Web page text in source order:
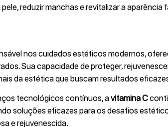
reduzir manchas e revitalizar a aparência
nos cuidados estéticos modernos,
Sua capacidade de proteger,
da estética que buscam resultados
tecnológicos contínuos, avitamina C
soluções eficazes para os desafios
e rejuvenescida.